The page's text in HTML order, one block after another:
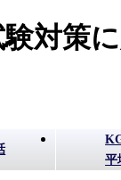
対策
平